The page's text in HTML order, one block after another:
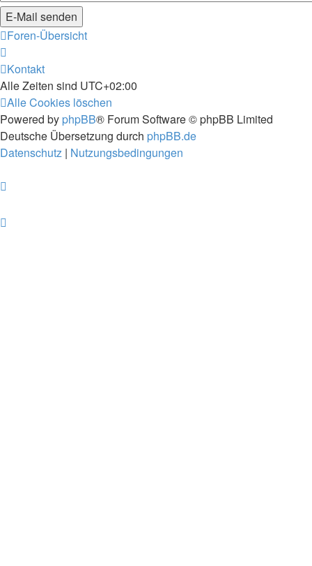
Foren-Übersicht
Kontakt
Alle Zeiten sind UTC+02:00
Alle Cookies löschen
Powered by phpBB® Forum Software © phpBB Limited
Deutsche Übersetzung durch phpBB.de
Datenschutz | Nutzungsbedingungen